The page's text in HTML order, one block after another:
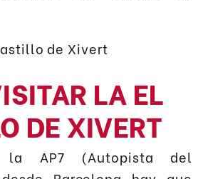
LA EL
DE XIVERT
la AP7 (Autopista del